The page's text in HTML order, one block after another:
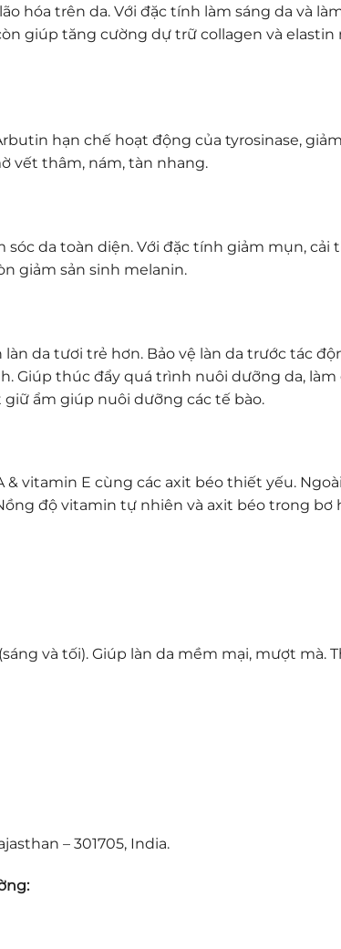
hóa trên da. Với đặc tính làm sáng da và
giúp tăng cường dự trữ collagen và elastin
hạn chế hoạt động của tyrosinase,
vết thâm, nám, tàn nhang.
da toàn diện. Với đặc tính giảm mụn, cải
giảm sản sinh melanin.
da tươi trẻ hơn. Bảo vệ làn da trước tác
Giúp thúc đẩy quá trình nuôi dưỡng da, làm
ẩm giúp nuôi dưỡng các tế bào.
vitamin E cùng các axit béo thiết yếu.
độ vitamin tự nhiên và axit béo trong bơ
và tối). Giúp làn da mềm mại, mượt mà.
– 301705, India.